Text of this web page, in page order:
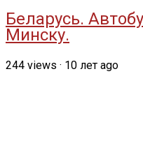
Беларусь.
Минску.
244 views · 10 лет ago